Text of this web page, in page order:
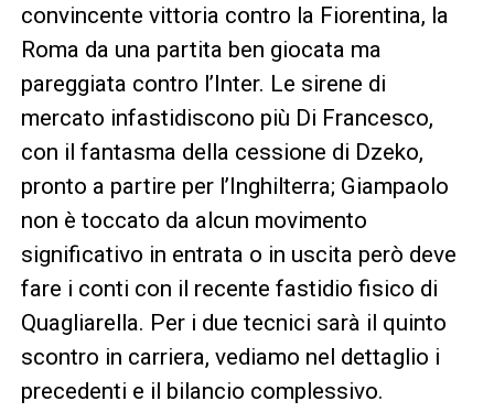
convincente vittoria contro la Fiorentina, la
Roma da una partita ben giocata ma
pareggiata contro l’Inter. Le sirene di
mercato infastidiscono più Di Francesco,
con il fantasma della cessione di Dzeko,
pronto a partire per l’Inghilterra; Giampaolo
non è toccato da alcun movimento
significativo in entrata o in uscita però deve
fare i conti con il recente fastidio fisico di
Quagliarella. Per i due tecnici sarà il quinto
scontro in carriera, vediamo nel dettaglio i
precedenti e il bilancio complessivo.